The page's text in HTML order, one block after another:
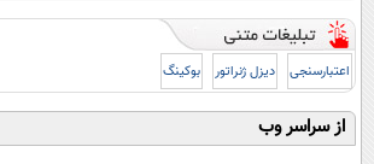
اعتبارسنجی دیزل ژنراتور بوکینگ
از سراسر وب